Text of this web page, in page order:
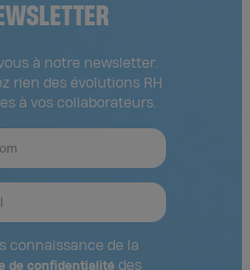
à notre newsletter.
rien des évolutions RH
à vos collaborateurs.
connaissance de la
de confidentialité des